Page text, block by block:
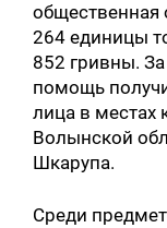
общественная
264 единицы
852 гривны.
помощь
лица в местах
Волынской
Шкарупа.
Среди